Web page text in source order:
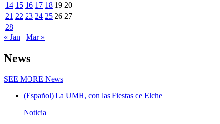
14 15 16 17 18 19 20
21 22 23 24 25 26 27
28
« Jan
Mar »
News
SEE MORE News
(Español) La UMH, con las Fiestas de Elche
Noticia